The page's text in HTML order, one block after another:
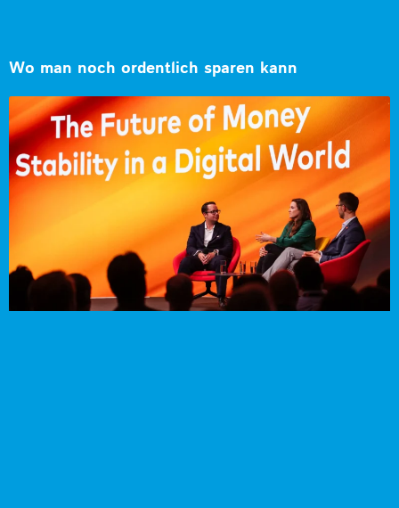
Wo man noch ordentlich sparen kann